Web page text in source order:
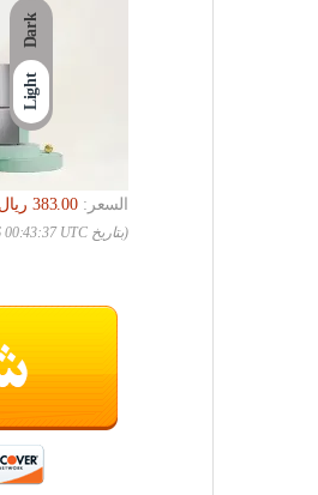
Dark
Light
السعر:
‏383.00 ريال
(بتاريخ Jun 22, 2026 00:43:37 UTC –